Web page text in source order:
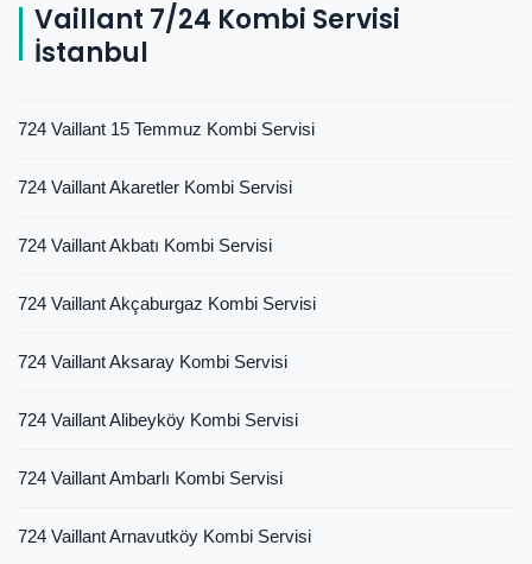
Vaillant 7/24 Kombi Servisi
İstanbul
724 Vaillant 15 Temmuz Kombi Servisi
724 Vaillant Akaretler Kombi Servisi
724 Vaillant Akbatı Kombi Servisi
724 Vaillant Akçaburgaz Kombi Servisi
724 Vaillant Aksaray Kombi Servisi
724 Vaillant Alibeyköy Kombi Servisi
724 Vaillant Ambarlı Kombi Servisi
724 Vaillant Arnavutköy Kombi Servisi